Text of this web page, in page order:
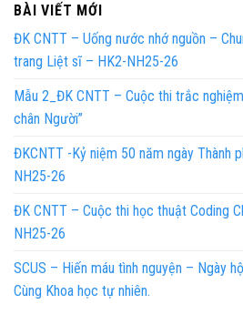
BÀI VIẾT MỚI
ĐK CNTT – Uống nước nhớ nguồn –
trang Liệt sĩ – HK2-NH25-26
Mẫu 2_ĐK CNTT – Cuộc thi trắc
chân Người”
ĐKCNTT -Kỷ niệm 50 năm ngày Thành
NH25-26
ĐK CNTT – Cuộc thi học thuật Coding
NH25-26
SCUS – Hiến máu tình nguyện – Ngày
Cùng Khoa học tự nhiên.